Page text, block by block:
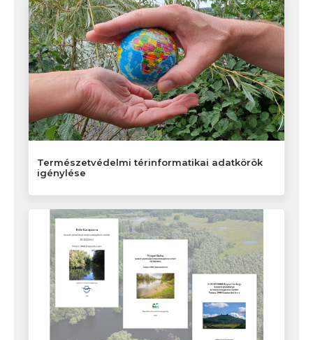
Természetvédelmi térinformatikai adatkörök
igénylése